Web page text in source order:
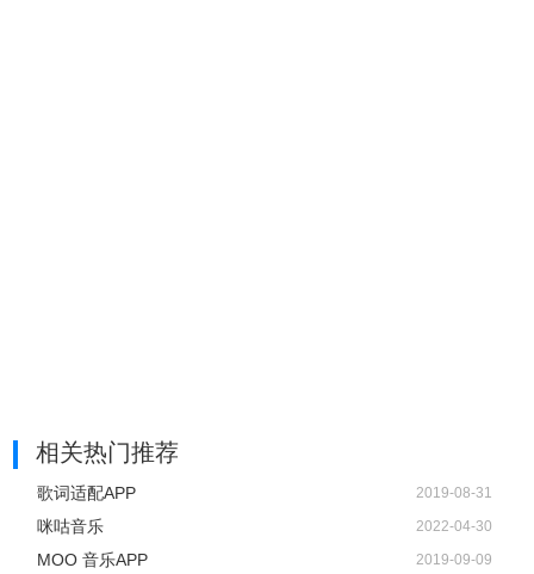
相关热门推荐
歌词适配APP 2019-08-31
咪咕音乐 2022-04-30
MOO 音乐APP 2019-09-09